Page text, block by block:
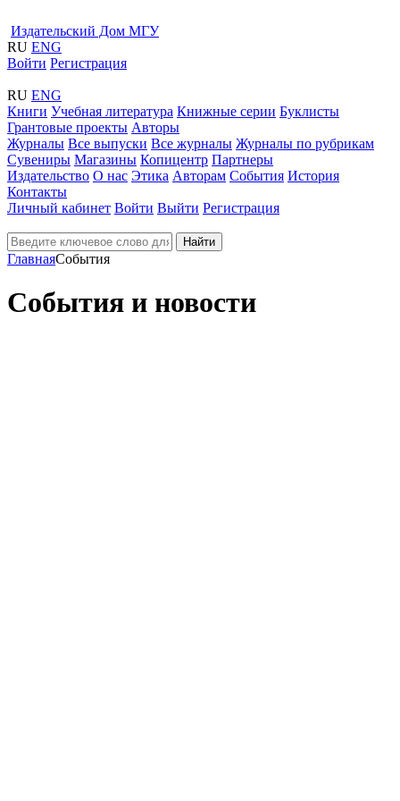
Издательский Дом МГУ
RU ENG
Войти Регистрация
RU ENG
Книги Учебная литература Книжные серии Буклисты
Грантовые проекты Авторы
Журналы Все выпуски Все журналы Журналы по рубрикам
Сувениры Магазины Копицентр Партнеры
Издательство О нас Этика Авторам События История
Контакты
Личный кабинет Войти Выйти Регистрация
Найти
ГлавнаяСобытия
События и новости